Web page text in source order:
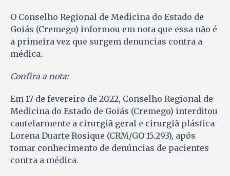
O Conselho Regional de Medicina do Estado de
Goiás (Cremego) informou em nota que essa não é
a primeira vez que surgem denuncias contra a
médica.
Confira a nota:
Em 17 de fevereiro de 2022, Conselho Regional de
Medicina do Estado de Goiás (Cremego) interditou
cautelarmente a cirurgiã geral e cirurgiã plástica
Lorena Duarte Rosique (CRM/GO 15.293), após
tomar conhecimento de denúncias de pacientes
contra a médica.